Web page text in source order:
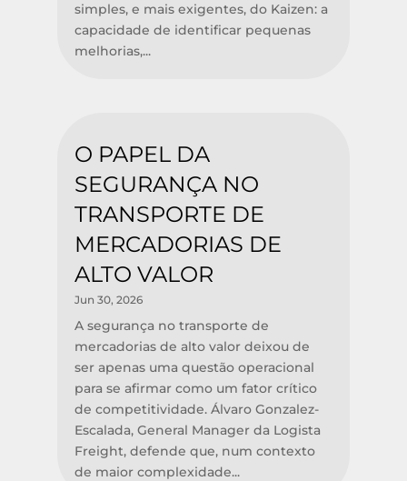
simples, e mais exigentes, do Kaizen: a
capacidade de identificar pequenas
melhorias,...
O PAPEL DA
SEGURANÇA NO
TRANSPORTE DE
MERCADORIAS DE
ALTO VALOR
Jun 30, 2026
A segurança no transporte de
mercadorias de alto valor deixou de
ser apenas uma questão operacional
para se afirmar como um fator crítico
de competitividade. Álvaro Gonzalez-
Escalada, General Manager da Logista
Freight, defende que, num contexto
de maior complexidade...